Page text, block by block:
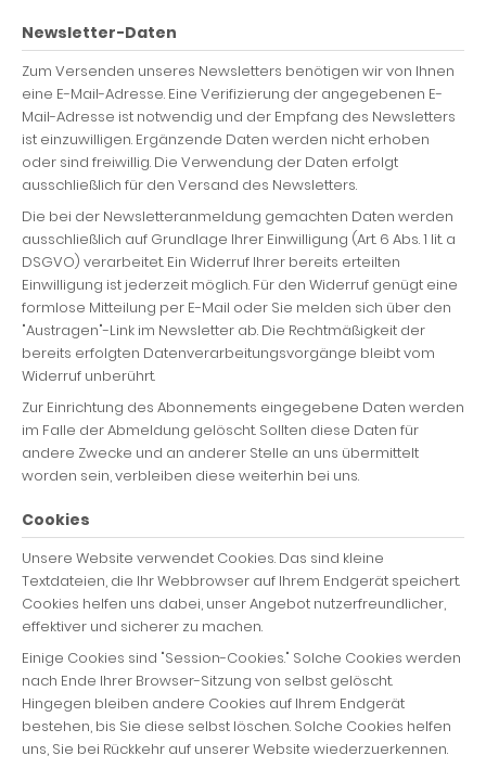
Newsletter-Daten
Zum Versenden unseres Newsletters benötigen wir von Ihnen
eine E-Mail-Adresse. Eine Verifizierung der angegebenen E-
Mail-Adresse ist notwendig und der Empfang des Newsletters
ist einzuwilligen. Ergänzende Daten werden nicht erhoben
oder sind freiwillig. Die Verwendung der Daten erfolgt
ausschließlich für den Versand des Newsletters.
Die bei der Newsletteranmeldung gemachten Daten werden
ausschließlich auf Grundlage Ihrer Einwilligung (Art. 6 Abs. 1 lit. a
DSGVO) verarbeitet. Ein Widerruf Ihrer bereits erteilten
Einwilligung ist jederzeit möglich. Für den Widerruf genügt eine
formlose Mitteilung per E-Mail oder Sie melden sich über den
"Austragen"-Link im Newsletter ab. Die Rechtmäßigkeit der
bereits erfolgten Datenverarbeitungsvorgänge bleibt vom
Widerruf unberührt.
Zur Einrichtung des Abonnements eingegebene Daten werden
im Falle der Abmeldung gelöscht. Sollten diese Daten für
andere Zwecke und an anderer Stelle an uns übermittelt
worden sein, verbleiben diese weiterhin bei uns.
Cookies
Unsere Website verwendet Cookies. Das sind kleine
Textdateien, die Ihr Webbrowser auf Ihrem Endgerät speichert.
Cookies helfen uns dabei, unser Angebot nutzerfreundlicher,
effektiver und sicherer zu machen.
Einige Cookies sind "Session-Cookies." Solche Cookies werden
nach Ende Ihrer Browser-Sitzung von selbst gelöscht.
Hingegen bleiben andere Cookies auf Ihrem Endgerät
bestehen, bis Sie diese selbst löschen. Solche Cookies helfen
uns, Sie bei Rückkehr auf unserer Website wiederzuerkennen.